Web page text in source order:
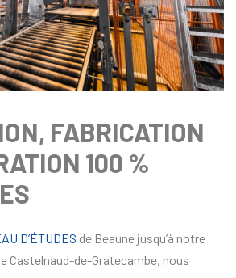
FABRICATION
100 %
D’ÉTUDES de Beaune jusqu’à notre
Castelnaud-de-Gratecambe, nous